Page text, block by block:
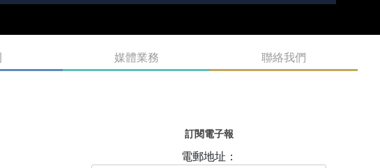
媒體業務 聯絡我們
訂閱電子報
電郵地址：